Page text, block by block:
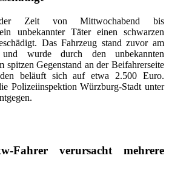
von Mittwochabend bis
unbekannter Täter einen schwarzen
Das Fahrzeug stand zuvor am
und wurde durch den unbekannten
spitzen Gegenstand an der Beifahrerseite
beläuft sich auf etwa 2.500 Euro.
Polizeiinspektion Würzburg-Stadt unter
Fahrer verursacht mehrere